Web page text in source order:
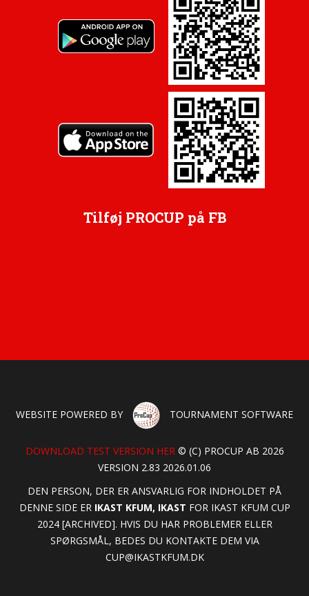
Tilføj PROCUP på FB
WEBSITE POWERED BY TOURNAMENT SOFTWARE
DOWNLOAD TEST VERSION HER© (C) PROCUP AB 2026
VERSION 2.83 2026.01.06
DEN PERSON, DER ER ANSVARLIG FOR INDHOLDET PÅ
DENNE SIDE ER IKAST KFUM, IKAST FOR IKAST KFUM CUP
2024 [ARCHIVED]. HVIS DU HAR PROBLEMER ELLER
SPØRGSMÅL, BEDES DU KONTAKTE DEM VIA
CUP@IKASTKFUM.DK